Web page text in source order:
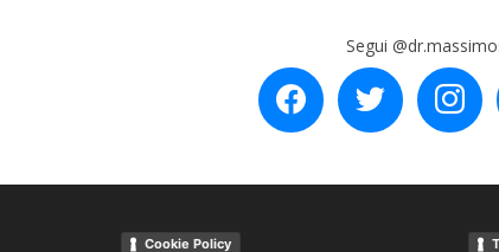
Segui
facebook
twitter instagram
Cookie Policy